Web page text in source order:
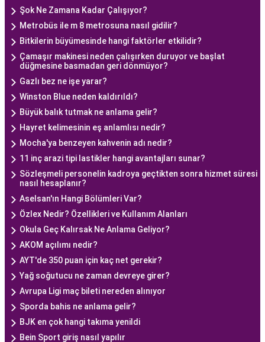
Şok Ne Zamana Kadar Çalışıyor?
Metrobüs ile m 8 metrosuna nasıl gidilir?
Bitkilerin büyümesinde hangi faktörler etkilidir?
Çamaşır makinesi neden çalışırken duruyor ve başlat
düğmesine basmadan geri dönmüyor?
Gazlı bez ne işe yarar?
Winston Blue neden kaldırıldı?
Büyük balık tutmak ne anlama gelir?
Hayret kelimesinin eş anlamlısı nedir?
Mocha'ya benzeyen kahvenin adı nedir?
11 inç arazi tipi lastikler hangi avantajları sunar?
Sözleşmeli personelin kadroya geçtikten sonra hizmet süresi
nasıl hesaplanır?
Aselsan'ın Hangi Bölümleri Var?
Özlex Nedir? Özellikleri ve Kullanım Alanları
Okula Geç Kalırsak Ne Anlama Geliyor?
AKOM açılımı nedir?
AYT'de 350 puan için kaç net gerekir?
Yağ soğutucu ne zaman devreye girer?
Avrupa Ligi maç bileti nereden alınıyor
Sporda bahis ne anlama gelir?
BJK en çok hangi takıma yenildi
Bein Sport giriş nasıl yapılır